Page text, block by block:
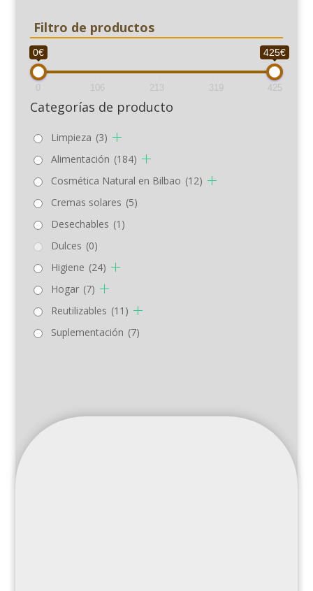
Filtro de productos
0€ 425€
0 106 213 319 425
Categorías de producto
Limpieza (3)
Alimentación (184)
Cosmética Natural en Bilbao (12)
Cremas solares (5)
Desechables (1)
Dulces (0)
Higiene (24)
Hogar (7)
Reutilizables (11)
Suplementación (7)